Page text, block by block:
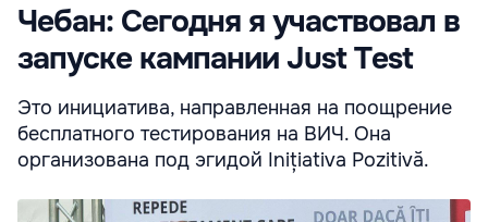
Чебан: Сегодня я участвовал в
запуске кампании Just Test
Это инициатива, направленная на поощрение
бесплатного тестирования на ВИЧ. Она
организована под эгидой Inițiativa Pozitivă.